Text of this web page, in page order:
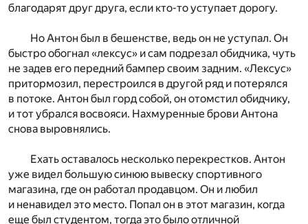
благодарят друг друга, если кто-то уступает дорогу.
Но Антон был в бешенстве, ведь он не уступал. Он
быстро обогнал «лексус» и сам подрезал обидчика, чуть
не задев его передний бампер своим задним. «Лексус»
притормозил, перестроился в другой ряд и потерялся
в потоке. Антон был горд собой, он отомстил обидчику,
и тот убрался восвояси. Нахмуренные брови Антона
снова выровнялись.
Ехать оставалось несколько перекрестков. Антон
уже видел большую синюю вывеску спортивного
магазина, где он работал продавцом. Он и любил
и ненавидел это место. Попал он в этот магазин, когда
еще был студентом, тогда это было отличной